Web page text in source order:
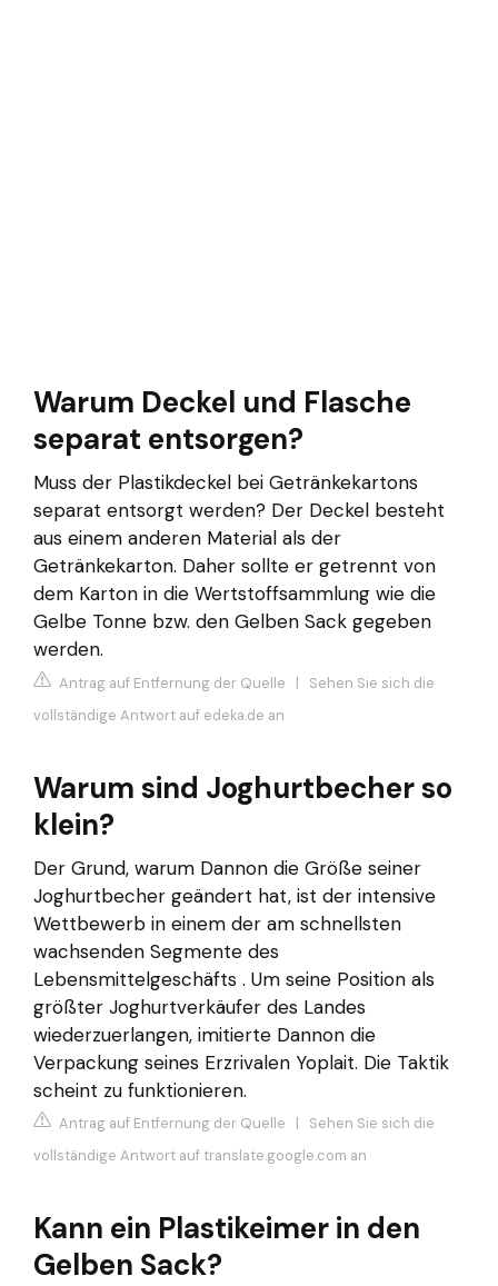
Warum Deckel und Flasche
separat entsorgen?
Muss der Plastikdeckel bei Getränkekartons
separat entsorgt werden? Der Deckel besteht
aus einem anderen Material als der
Getränkekarton. Daher sollte er getrennt von
dem Karton in die Wertstoffsammlung wie die
Gelbe Tonne bzw. den Gelben Sack gegeben
werden.
Antrag auf Entfernung der Quelle | Sehen Sie sich die
vollständige Antwort auf edeka.de an
Warum sind Joghurtbecher so
klein?
Der Grund, warum Dannon die Größe seiner
Joghurtbecher geändert hat, ist der intensive
Wettbewerb in einem der am schnellsten
wachsenden Segmente des
Lebensmittelgeschäfts . Um seine Position als
größter Joghurtverkäufer des Landes
wiederzuerlangen, imitierte Dannon die
Verpackung seines Erzrivalen Yoplait. Die Taktik
scheint zu funktionieren.
Antrag auf Entfernung der Quelle | Sehen Sie sich die
vollständige Antwort auf translate.google.com an
Kann ein Plastikeimer in den
Gelben Sack?